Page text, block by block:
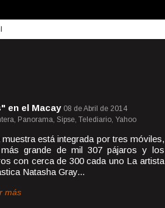
en el Macay 08 de Abril de 2014
Panorama, Sipse, Telediario, Yahoo
muestra está integrada por tres móviles,
grande de mil 307 pájaros y los
con cerca de 300 cada uno La artista
Natasha Gray...
más